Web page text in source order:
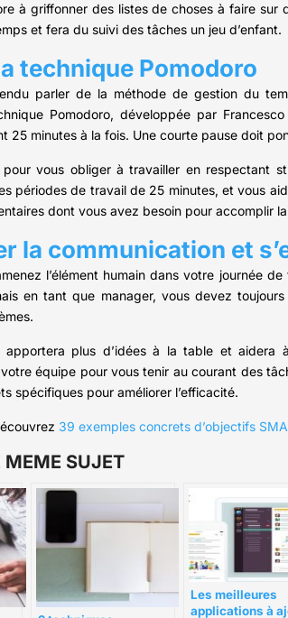
à griffonner des listes de choses à faire
et fera du suivi des tâches un jeu d’enfant.
technique Pomodoro
parler de la méthode de gestion du
Pomodoro, développée par
25 minutes à la fois. Une courte pause doit
vous obliger à travailler en respectant
périodes de travail de 25 minutes, et vous
dont vous avez besoin pour accomplir
la communication et
l’élément humain dans votre journée
en tant que manager, vous devez
apportera plus d’idées à la table et
équipe pour vous tenir au courant des
spécifiques pour améliorer l’efficacité.
39 exemples concrets d’objectifs
MEME SUJET
Les meilleures
applications à